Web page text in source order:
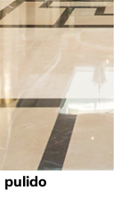
pulido